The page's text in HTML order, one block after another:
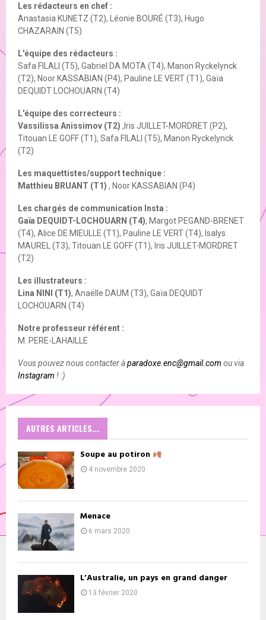
Les rédacteurs en chef :
Anastasia KUNETZ (T2), Léonie BOURÉ (T3), Hugo
CHAZARAIN (T5)
L'équipe des rédacteurs :
Safa FILALI (T5), Gabriel DA MOTA (T4), Manon Ryckelynck
(T2), Noor KASSABIAN (P4), Pauline LE VERT (T1), Gaïa
DEQUIDT LOCHOUARN (T4)
L'équipe des correcteurs :
Vassilissa Anissimov (T2) ,Iris JUILLET-MORDRET (P2),
Titouan LE GOFF (T1), Safa FILALI (T5), Manon Ryckelynck
(T2)
Les maquettistes/support technique :
Matthieu BRUANT (T1) , Noor KASSABIAN (P4)
Les chargés de communication Insta :
Gaïa DEQUIDT-LOCHOUARN (T4), Margot PEGAND-BRENET
(T4), Alice DE MIEULLE (T1), Pauline LE VERT (T4), Isalys
MAUREL (T3), Titouan LE GOFF (T1), Iris JUILLET-MORDRET
(T2)
Les illustrateurs :
Lina NINI (T1), Anaëlle DAUM (T3), Gaïa DEQUIDT
LOCHOUARN (T4)
Notre professeur référent :
M. PERE-LAHAILLE
Vous pouvez nous contacter àparadoxe.enc@gmail.com ou via
Instagram ! :)
AUTRES ARTICLES...
Soupe au potiron
4 novembre 2020
Menace
6 mars 2020
L’Australie, un pays en grand danger
13 février 2020